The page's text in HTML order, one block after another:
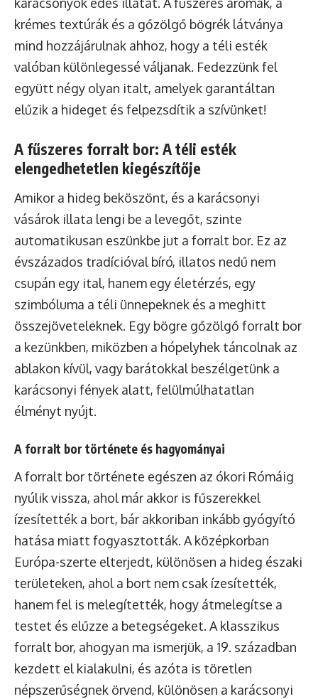
krémes textúrák és a gőzölgő bögrék látványa
mind hozzájárulnak ahhoz, hogy a téli esték
valóban különlegessé váljanak. Fedezzünk fel
együtt négy olyan italt, amelyek garantáltan
elűzik a hideget és felpezsdítik a szívünket!
A fűszeres forralt bor: A téli esték
elengedhetetlen kiegészítője
Amikor a hideg beköszönt, és a karácsonyi
vásárok illata lengi be a levegőt, szinte
automatikusan eszünkbe jut a forralt bor. Ez az
évszázados tradícióval bíró, illatos nedű nem
csupán egy ital, hanem egy életérzés, egy
szimbóluma a téli ünnepeknek és a meghitt
összejöveteleknek. Egy bögre gőzölgő forralt bor
a kezünkben, miközben a hópelyhek táncolnak az
ablakon kívül, vagy barátokkal beszélgetünk a
karácsonyi fények alatt, felülmúlhatatlan
élményt nyújt.
A forralt bor története és hagyományai
A forralt bor története egészen az ókori Rómáig
nyúlik vissza, ahol már akkor is fűszerekkel
ízesítették a bort, bár akkoriban inkább gyógyító
hatása miatt fogyasztották. A középkorban
Európa-szerte elterjedt, különösen a hideg északi
területeken, ahol a bort nem csak ízesítették,
hanem fel is melegítették, hogy átmelegítse a
testet és elűzze a betegségeket. A klasszikus
forralt bor, ahogyan ma ismerjük, a 19. században
kezdett el kialakulni, és azóta is töretlen
népszerűségnek örvend, különösen a karácsonyi